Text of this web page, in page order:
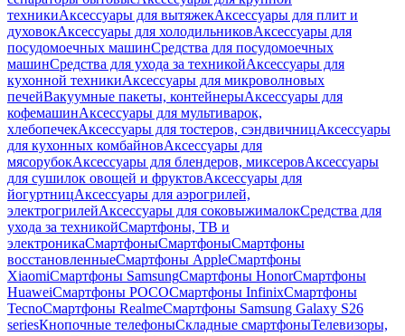
техникиАксессуары для вытяжекАксессуары для плит и
духовокАксессуары для холодильниковАксессуары для
посудомоечных машинСредства для посудомоечных
машинСредства для ухода за техникойАксессуары для
кухонной техникиАксессуары для микроволновых
печейВакуумные пакеты, контейнерыАксессуары для
кофемашинАксессуары для мультиварок,
хлебопечекАксессуары для тостеров, сэндвичницАксессуары
для кухонных комбайновАксессуары для
мясорубокАксессуары для блендеров, миксеровАксессуары
для сушилок овощей и фруктовАксессуары для
йогуртницАксессуары для аэрогрилей,
электрогрилейАксессуары для соковыжималокСредства для
ухода за техникойСмартфоны, ТВ и
электроникаСмартфоныСмартфоныСмартфоны
восстановленныеСмартфоны AppleСмартфоны
XiaomiСмартфоны SamsungСмартфоны HonorСмартфоны
HuaweiСмартфоны POCOСмартфоны InfinixСмартфоны
TecnoСмартфоны RealmeСмартфоны Samsung Galaxy S26
seriesКнопочные телефоныСкладные смартфоныТелевизоры,